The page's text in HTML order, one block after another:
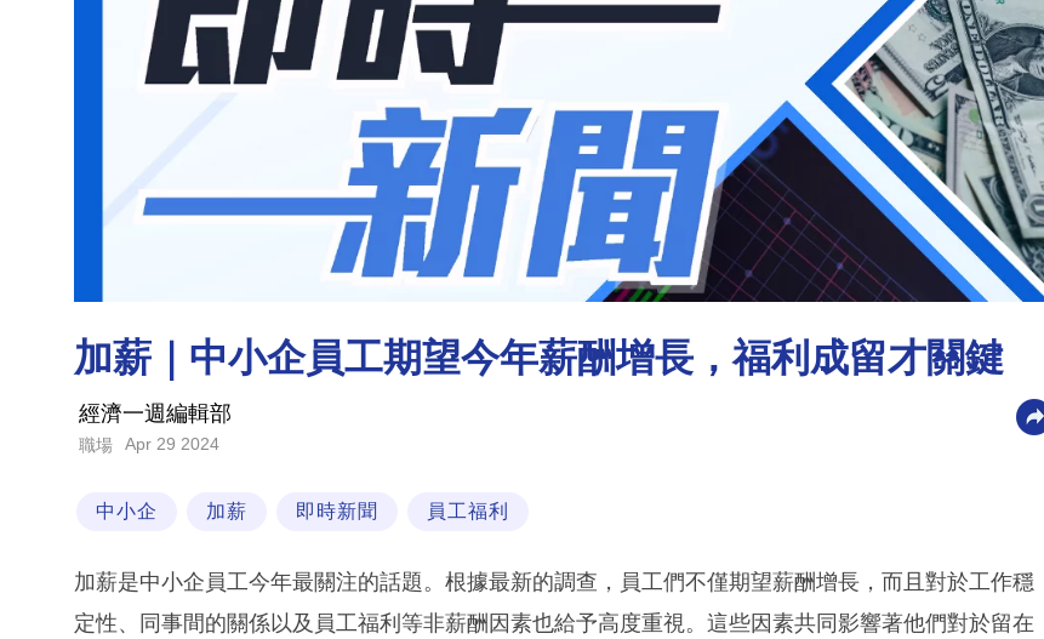
加薪｜中小企員工期望今年薪酬增長，福利成留才關鍵
經濟一週編輯部
職場 Apr 29 2024
中小企 加薪 即時新聞 員工福利
加薪是中小企員工今年最關注的話題。根據最新的調查，員工們不僅期望薪酬增長，而且對於工作穩
定性、同事間的關係以及員工福利等非薪酬因素也給予高度重視。這些因素共同影響著他們對於留在